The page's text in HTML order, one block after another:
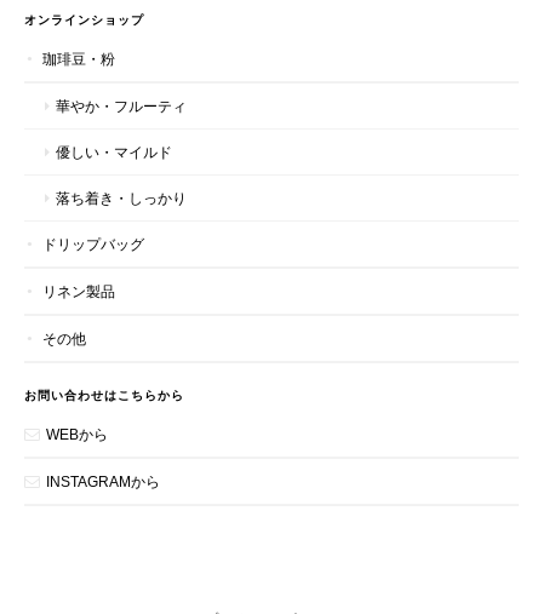
オンラインショップ
珈琲豆・粉
華やか・フルーティ
優しい・マイルド
落ち着き・しっかり
ドリップバッグ
リネン製品
その他
お問い合わせはこちらから
WEBから
INSTAGRAMから